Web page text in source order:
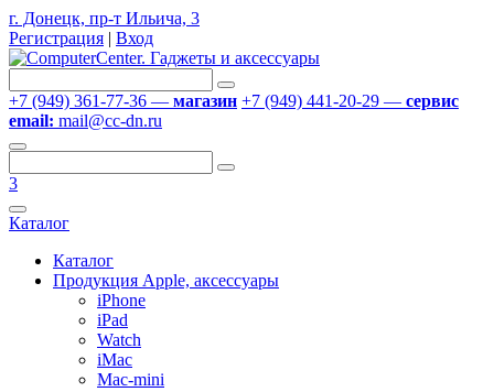
г. Донецк, пр-т Ильича, 3
Регистрация | Вход
+7 (949) 361-77-36 — магазин +7 (949) 441-20-29 — сервис
email: mail@cc-dn.ru
3
Каталог
Каталог
Продукция Apple, аксессуары
iPhone
iPad
Watch
iMac
Mac-mini